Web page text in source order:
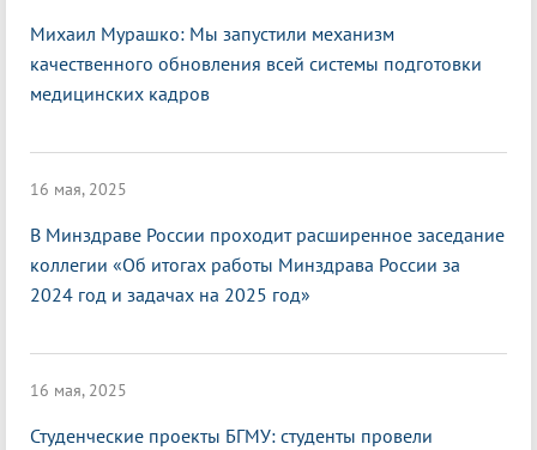
Михаил Мурашко: Мы запустили механизм
качественного обновления всей системы подготовки
медицинских кадров
16 мая, 2025
В Минздраве России проходит расширенное заседание
коллегии «Об итогах работы Минздрава России за
2024 год и задачах на 2025 год»
16 мая, 2025
Студенческие проекты БГМУ: студенты провели